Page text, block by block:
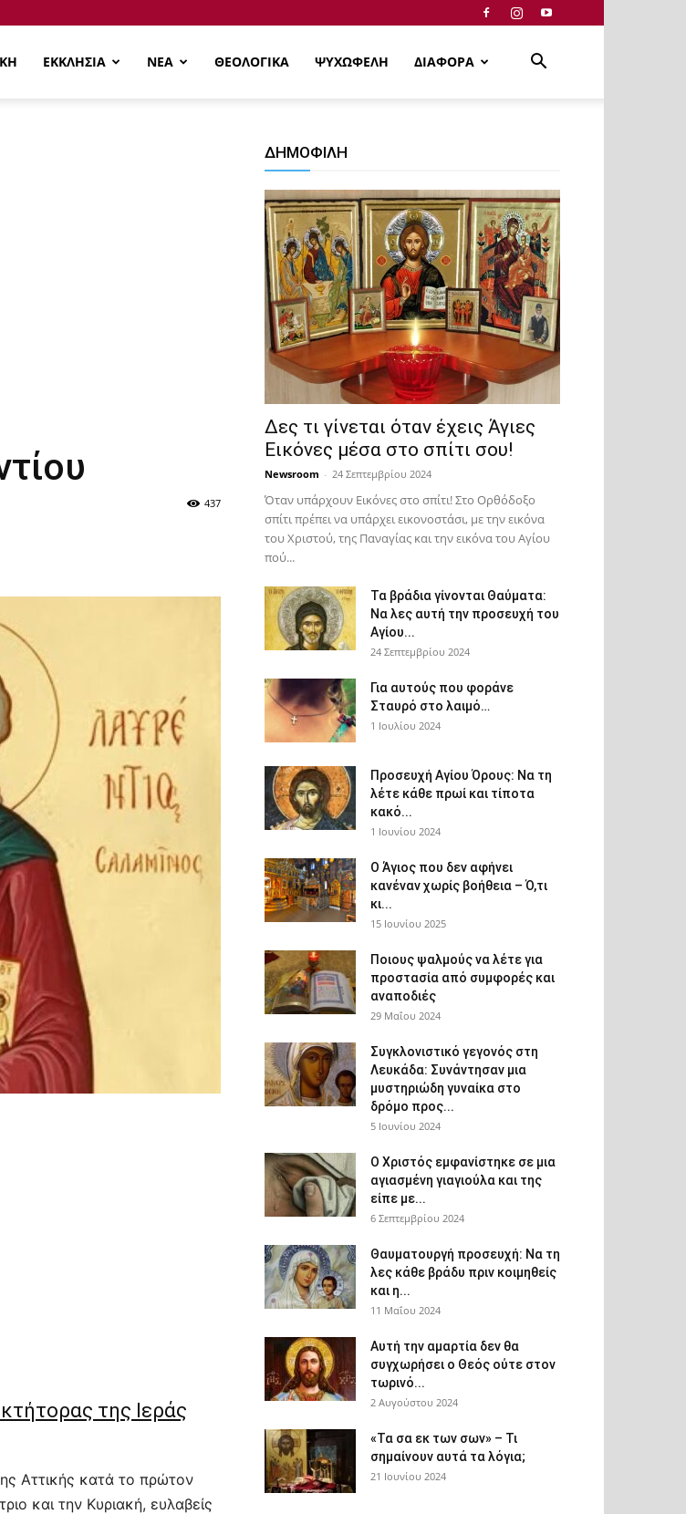
ΕΚΚΛΗΣΙΑ ΝΕΑ ΘΕΟΛΟΓΙΚΑ ΨΥΧΩΦΕΛΗ ΔΙΑΦΟΡΑ
437
της Ιεράς
Αττικής κατά το πρώτον
και την Κυριακή, ευλαβείς
ΔΗΜΟΦΙΛΗ
Δες τι γίνεται όταν έχεις Άγιες
Εικόνες μέσα στο σπίτι σου!
Newsroom - 24 Σεπτεμβρίου 2024
Όταν υπάρχουν Εικόνες στο σπίτι! Στο Ορθόδοξο
σπίτι πρέπει να υπάρχει εικονοστάσι, με την εικόνα
του Χριστού, της Παν­αγίας και την εικόνα του Αγίου
πού...
Τα βράδια γίνονται Θαύματα:
Να λες αυτή την προσευχή του
Αγίου...
24 Σεπτεμβρίου 2024
Για αυτούς που φοράνε
Σταυρό στο λαιμό…
1 Ιουλίου 2024
Προσευχή Αγίου Όρους: Να τη
λέτε κάθε πρωί και τίποτα
κακό...
1 Ιουνίου 2024
Ο Άγιος που δεν αφήνει
κανέναν χωρίς βοήθεια – Ό,τι
κι...
15 Ιουνίου 2025
Ποιους ψαλμούς να λέτε για
προστασία από συμφορές και
αναποδιές
29 Μαΐου 2024
Συγκλονιστικό γεγονός στη
Λευκάδα: Συνάντησαν μια
μυστηριώδη γυναίκα στο
δρόμο προς...
5 Ιουνίου 2024
Ο Χριστός εμφανίστηκε σε μια
αγιασμένη γιαγιούλα και της
είπε με...
6 Σεπτεμβρίου 2024
Θαυματουργή προσευχή: Να τη
λες κάθε βράδυ πριν κοιμηθείς
και η...
11 Μαΐου 2024
Αυτή την αμαρτία δεν θα
συγχωρήσει ο Θεός ούτε στον
τωρινό...
2 Αυγούστου 2024
«Τα σα εκ των σων» – Τι
σημαίνουν αυτά τα λόγια;
21 Ιουνίου 2024